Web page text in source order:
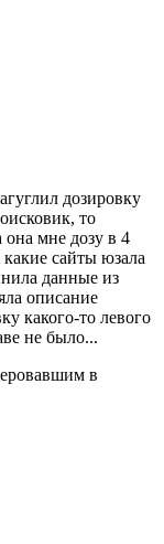
дозировку
то
мне дозу в 4
сайты юзала
данные из
описание
какого-то левого
не было...
в